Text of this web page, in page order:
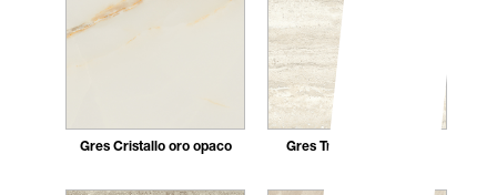
Gres Cristallo oro opaco
Gres Travertino bianco